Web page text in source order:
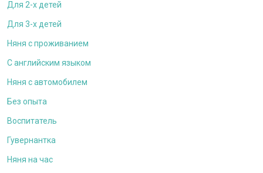
Для 2-х детей
Для 3-х детей
Няня с проживанием
С английским языком
Няня с автомобилем
Без опыта
Воспитатель
Гувернантка
Няня на час